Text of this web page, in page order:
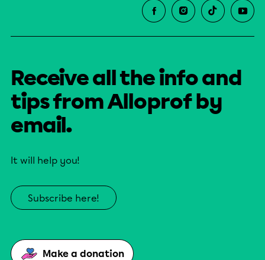
Receive all the info and
tips from Alloprof by
email.
It will help you!
Subscribe here!
Make a donation